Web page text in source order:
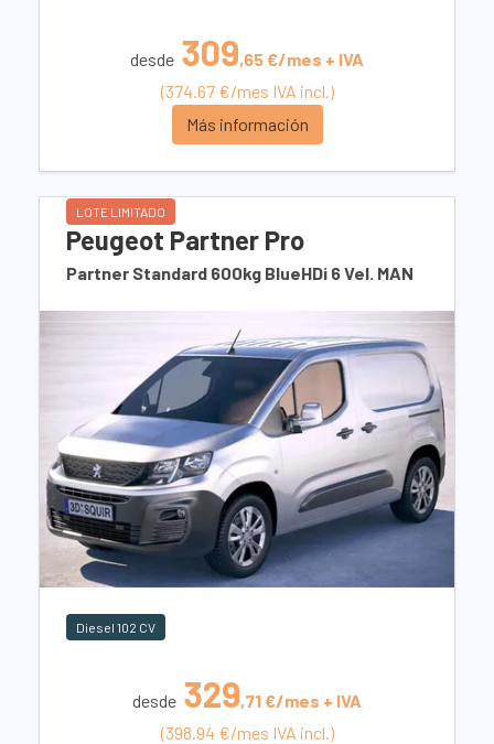
desde 309,65 €/mes + IVA
(374.67 €/mes IVA incl.)
Más información
LOTE LIMITADO
Peugeot Partner Pro
Partner Standard 600kg BlueHDi 6 Vel. MAN
Diesel 102 CV
desde 329,71 €/mes + IVA
(398.94 €/mes IVA incl.)